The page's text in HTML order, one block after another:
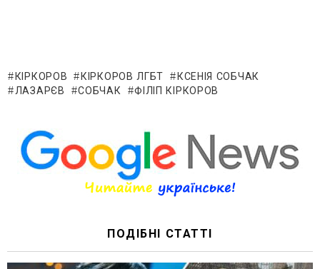
КІРКОРОВ КІРКОРОВ ЛГБТ
КСЕНІЯ СОБЧАК
ЛАЗАРЄВ
СОБЧАК ФІЛІП КІРКОРОВ
ПОДІБНІ СТАТТІ